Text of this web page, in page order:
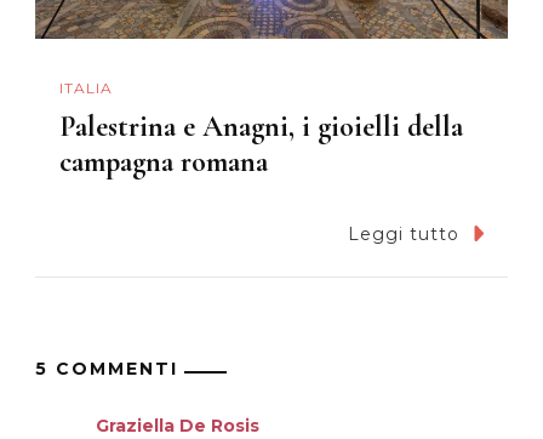
ITALIA
Palestrina e Anagni, i gioielli della
campagna romana
Leggi tutto
5 COMMENTI
Graziella De Rosis